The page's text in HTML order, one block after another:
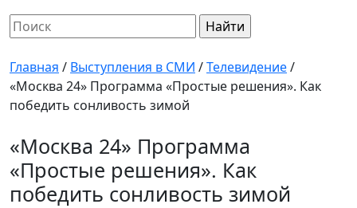
Найти:
Главная / Выступления в СМИ /Телевидение/
«Москва 24» Программа «Простые решения». Как
победить сонливость зимой
«Москва 24» Программа
«Простые решения». Как
победить сонливость зимой